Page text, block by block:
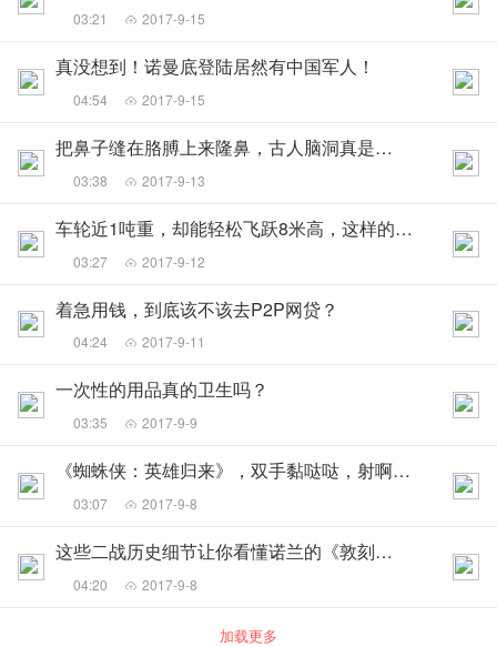
03:21 2017-9-15
真没想到！诺曼底登陆居然有中国军人！
04:54 2017-9-15
把鼻子缝在胳膊上来隆鼻，古人脑洞真是大！
03:38 2017-9-13
车轮近1吨重，却能轻松飞跃8米高，这样的大脚车你一定没见过！
03:27 2017-9-12
着急用钱，到底该不该去P2P网贷？
04:24 2017-9-11
一次性的用品真的卫生吗？
03:35 2017-9-9
《蜘蛛侠：英雄归来》，双手黏哒哒，射啊射啊射~
03:07 2017-9-8
这些二战历史细节让你看懂诺兰的《敦刻尔克》
04:20 2017-9-8
加载更多